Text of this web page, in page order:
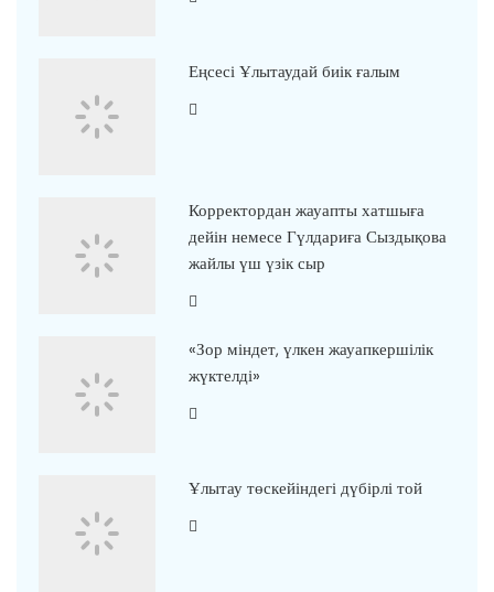
Еңсесі Ұлытаудай биік ғалым
Корректордан жауапты хатшыға
дейін немесе Гүлдариға Сыздықова
жайлы үш үзік сыр
«Зор міндет, үлкен жауапкершілік
жүктелді»
Ұлытау төскейіндегі дүбірлі той